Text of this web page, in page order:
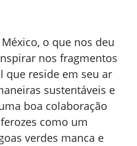
o que nos deu
nos fragmentos
que reside em seu ar
sustentáveis ​​e
boa colaboração
como um
verdes manca e